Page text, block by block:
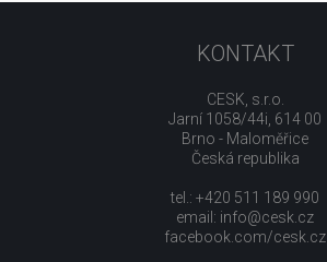
KONTAKT
CESK, s.r.o.
Jarní 1058/44i, 614 00
Brno - Maloměřice
Česká republika
tel.: +420 511 189 990
email: info@cesk.cz
facebook.com/cesk.cz